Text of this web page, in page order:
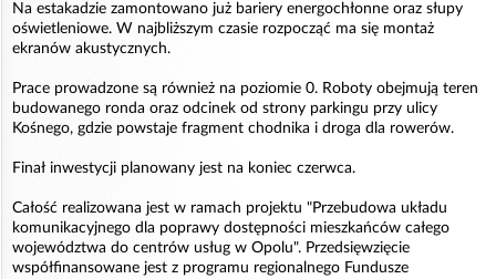
Na estakadzie zamontowano już bariery energochłonne oraz słupy
oświetleniowe. W najbliższym czasie rozpocząć ma się montaż
ekranów akustycznych.
Prace prowadzone są również na poziomie 0. Roboty obejmują teren
budowanego ronda oraz odcinek od strony parkingu przy ulicy
Kośnego, gdzie powstaje fragment chodnika i droga dla rowerów.
Finał inwestycji planowany jest na koniec czerwca.
Całość realizowana jest w ramach projektu "Przebudowa układu
komunikacyjnego dla poprawy dostępności mieszkańców całego
województwa do centrów usług w Opolu". Przedsięwzięcie
współfinansowane jest z programu regionalnego Fundusze